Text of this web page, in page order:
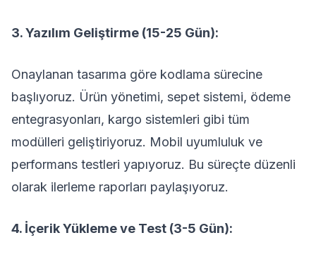
3. Yazılım Geliştirme (15-25 Gün):
Onaylanan tasarıma göre kodlama sürecine
başlıyoruz. Ürün yönetimi, sepet sistemi, ödeme
entegrasyonları, kargo sistemleri gibi tüm
modülleri geliştiriyoruz. Mobil uyumluluk ve
performans testleri yapıyoruz. Bu süreçte düzenli
olarak ilerleme raporları paylaşıyoruz.
4. İçerik Yükleme ve Test (3-5 Gün):